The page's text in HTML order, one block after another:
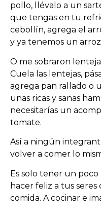
pollo, llévalo a un
que tengas en tu
cebollín, agrega el
y ya tenemos un
O me sobraron
Cuela las lentejas,
agrega pan rallado o
unas ricas y sanas
necesitarías un
tomate.
Así a ningún
volver a comer lo
Es solo tener un poco
hacer feliz a tus
comida. A cocinar e